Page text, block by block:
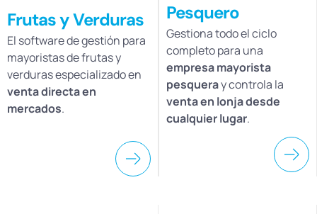
Frutas y Verduras
El software de gestión para
mayoristas de frutas y
verduras especializado en
venta directa en
mercados.
Pesquero
Gestiona todo el ciclo
completo para una
empresa mayorista
pesqueray controla la
venta en lonja desde
cualquier lugar.